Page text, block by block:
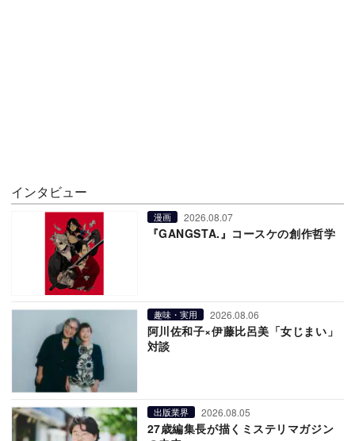
インタビュー
漫画 2026.08.07
『GANGSTA.』コースケの創作哲学
趣味・実用 2026.08.06
阿川佐和子×伊藤比呂美「女じまい」
対談
出版業界 2026.08.05
27歳編集長が描くミステリマガジン